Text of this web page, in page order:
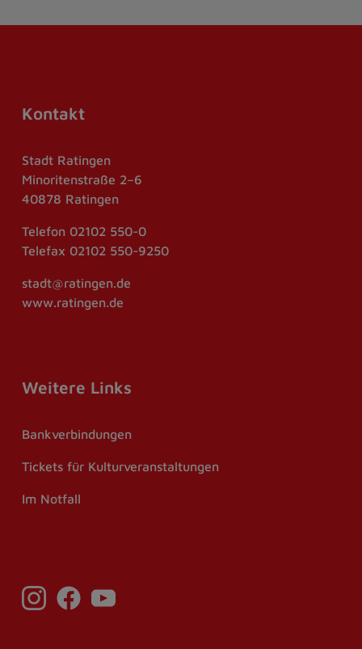
Kontakt
Stadt Ratingen
Minoritenstraße 2–6
40878 Ratingen
Telefon 02102 550-0
Telefax 02102 550-9250
stadt@ratingen.de
www.ratingen.de
Weitere Links
Bankverbindungen
Tickets für Kulturveranstaltungen
Im Notfall